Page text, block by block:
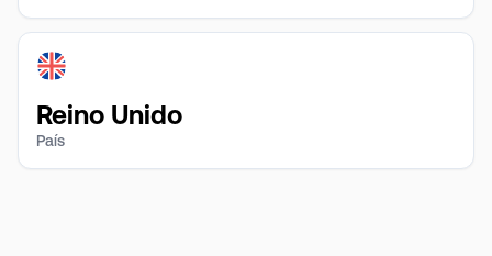
Reino Unido
País